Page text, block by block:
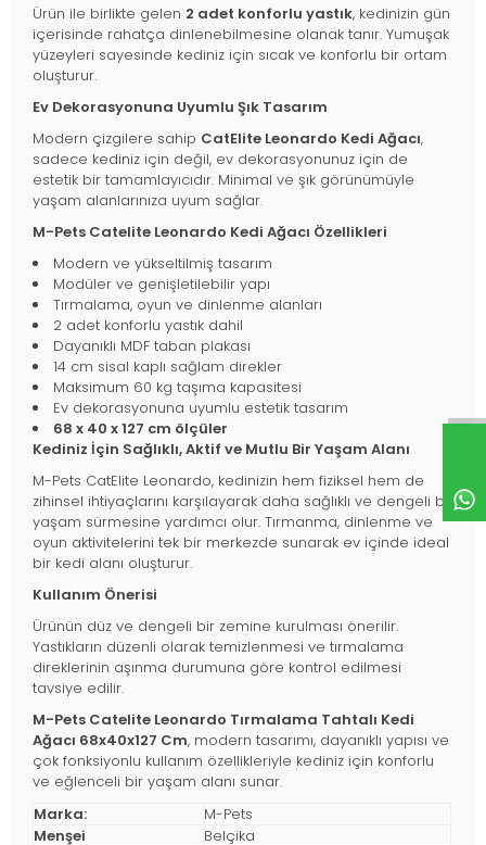
Ürün ile birlikte gelen 2 adet konforlu yastık, kedinizin gün
içerisinde rahatça dinlenebilmesine olanak tanır. Yumuşak
yüzeyleri sayesinde kediniz için sıcak ve konforlu bir ortam
oluşturur.
Ev Dekorasyonuna Uyumlu Şık Tasarım
Modern çizgilere sahip CatElite Leonardo Kedi Ağacı,
sadece kediniz için değil, ev dekorasyonunuz için de
estetik bir tamamlayıcıdır. Minimal ve şık görünümüyle
yaşam alanlarınıza uyum sağlar.
M-Pets Catelite Leonardo Kedi Ağacı Özellikleri
Modern ve yükseltilmiş tasarım
Modüler ve genişletilebilir yapı
Tırmalama, oyun ve dinlenme alanları
2 adet konforlu yastık dahil
Dayanıklı MDF taban plakası
14 cm sisal kaplı sağlam direkler
Maksimum 60 kg taşıma kapasitesi
Ev dekorasyonuna uyumlu estetik tasarım
68 x 40 x 127 cm ölçüler
Kediniz İçin Sağlıklı, Aktif ve Mutlu Bir Yaşam Alanı
M-Pets CatElite Leonardo, kedinizin hem fiziksel hem de
zihinsel ihtiyaçlarını karşılayarak daha sağlıklı ve dengeli bir
yaşam sürmesine yardımcı olur. Tırmanma, dinlenme ve
oyun aktivitelerini tek bir merkezde sunarak ev içinde ideal
bir kedi alanı oluşturur.
Kullanım Önerisi
Ürünün düz ve dengeli bir zemine kurulması önerilir.
Yastıkların düzenli olarak temizlenmesi ve tırmalama
direklerinin aşınma durumuna göre kontrol edilmesi
tavsiye edilir.
M-Pets Catelite Leonardo Tırmalama Tahtalı Kedi
Ağacı 68x40x127 Cm, modern tasarımı, dayanıklı yapısı ve
çok fonksiyonlu kullanım özellikleriyle kediniz için konforlu
ve eğlenceli bir yaşam alanı sunar.
Marka:
M-Pets
Menşei
Belçika